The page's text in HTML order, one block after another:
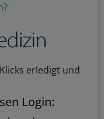
erledigt und
Login: